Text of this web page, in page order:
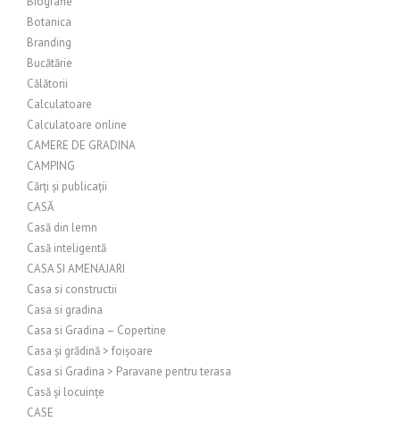
Botanica
Branding
Bucătărie
Călătorii
Calculatoare
Calculatoare online
CAMERE DE GRADINA
CAMPING
Cărți și publicații
CASĂ
Casă din lemn
Casă inteligentă
CASA SI AMENAJARI
Casa si constructii
Casa si gradina
Casa si Gradina – Copertine
Casa și grădină > foișoare
Casa si Gradina > Paravane pentru terasa
Casă și locuințe
CASE